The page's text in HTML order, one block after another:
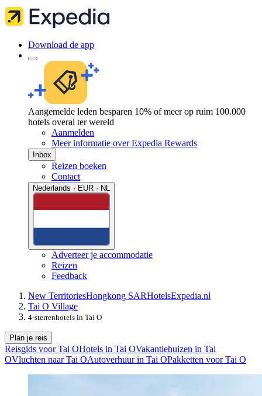
Download de app
Aangemelde leden besparen 10% of meer op ruim 100.000
hotels overal ter wereld
Aanmelden
Meer informatie over Expedia Rewards
Inbox
Reizen boeken
Contact
Nederlands · EUR · NL
Adverteer je accommodatie
Reizen
Feedback
New TerritoriesHongkong SARHotelsExpedia.nl
Tai O Village
4-sterrenhotels in Tai O
Plan je reis
Reisgids voor Tai OHotels in Tai OVakantiehuizen in Tai
OVluchten naar Tai OAutoverhuur in Tai OPakketten voor Tai O